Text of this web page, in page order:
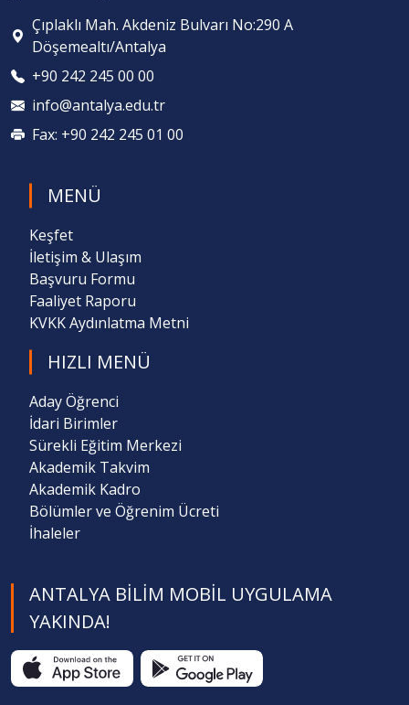
Çıplaklı Mah. Akdeniz Bulvarı No:290 A
Döşemealtı/Antalya
+90 242 245 00 00
info@antalya.edu.tr
Fax: +90 242 245 01 00
MENÜ
Keşfet
İletişim & Ulaşım
Başvuru Formu
Faaliyet Raporu
KVKK Aydınlatma Metni
HIZLI MENÜ
Aday Öğrenci
İdari Birimler
Sürekli Eğitim Merkezi
Akademik Takvim
Akademik Kadro
Bölümler ve Öğrenim Ücreti
İhaleler
ANTALYA BILIM MOBIL UYGULAMA
YAKINDA!